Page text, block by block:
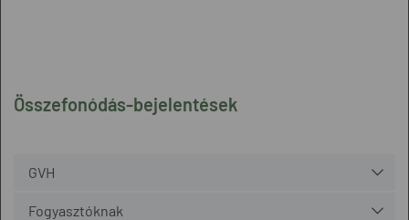
Összefonódás-bejelentések
GVH
Fogyasztóknak